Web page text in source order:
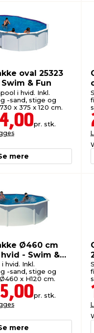
oval 25323
& Fun
i hvid. Inkl.
-sand, stige og
x 375 x 120 cm.
pr. stk.
mere
Ø460 cm
- Swim &
hvid. Inkl.
-sand, stige og
x H120 cm.
pr. stk.
mere